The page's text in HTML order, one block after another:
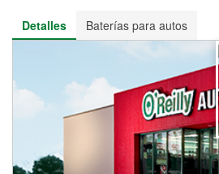
Detalles
Baterías para autos